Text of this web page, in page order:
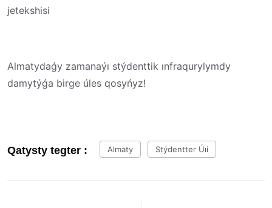
jetekshisi
Almatydaǵy zamanaýı stýdenttik ınfraqurylymdy
damytýǵa birge úles qosyńyz!
Qatysty tegter : Almaty Stýdentter Úıi